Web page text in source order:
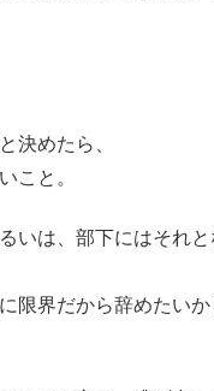
決めたら、
こと。
いは、部下にはそれ
限界だから辞めたい